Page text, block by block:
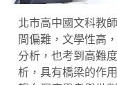
北市高中國文科教
間偏難，文學性高
分析，也考到高難
析，具有橋梁的作